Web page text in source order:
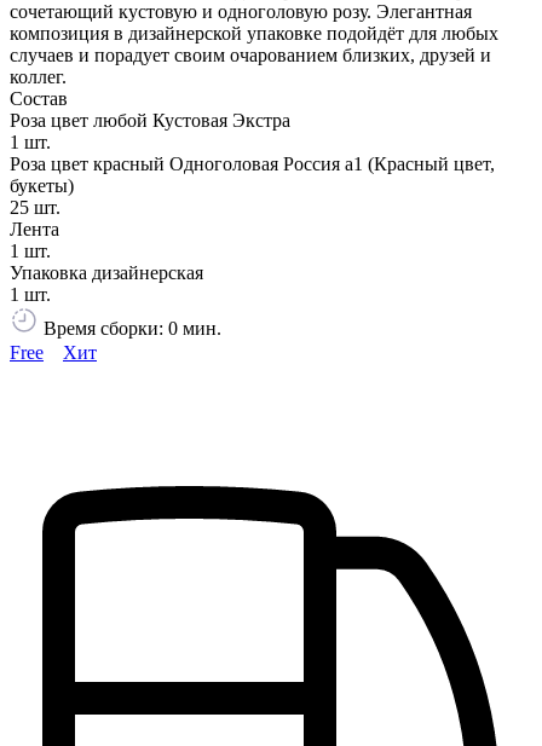
сочетающий кустовую и одноголовую розу. Элегантная
композиция в дизайнерской упаковке подойдёт для любых
случаев и порадует своим очарованием близких, друзей и
коллег.
Состав
Роза цвет любой Кустовая Экстра
1 шт.
Роза цвет красный Одноголовая Россия а1 (Красный цвет,
букеты)
25 шт.
Лента
1 шт.
Упаковка дизайнерская
1 шт.
Время сборки: 0 мин.
Free
Хит